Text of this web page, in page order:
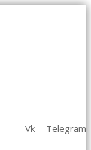
Vk Telegram